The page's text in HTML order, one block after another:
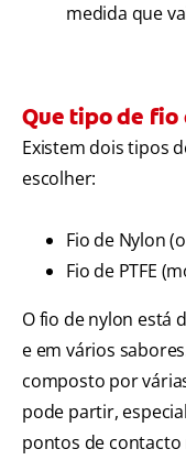
medida que
Que tipo de fio
Existem dois tipos
escolher:
Fio de Nylon
Fio de PTFE
O fio de nylon está
e em vários
composto por
pode partir,
pontos de